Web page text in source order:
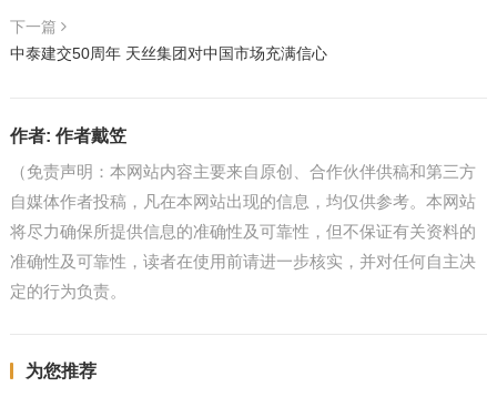
下一篇
中泰建交50周年 天丝集团对中国市场充满信心
作者: 作者戴笠
（免责声明：本网站内容主要来自原创、合作伙伴供稿和第三方
自媒体作者投稿，凡在本网站出现的信息，均仅供参考。本网站
将尽力确保所提供信息的准确性及可靠性，但不保证有关资料的
准确性及可靠性，读者在使用前请进一步核实，并对任何自主决
定的行为负责。
为您推荐